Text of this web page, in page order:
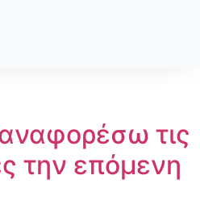
τις
την επόμενη